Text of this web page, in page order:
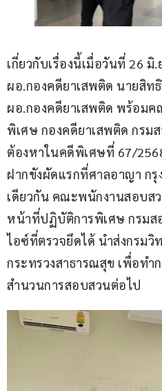
เกี่ยวกับเรื่องนี้เมื่อวันที่ 26 มิ
ผอ.กองคดียาเสพติด นายสิท
ผอ.กองคดียาเสพติด พร้อม
พิเศษ กองคดียาเสพติด กร
ต้องหาในคดีพิเศษที่ 67/
ฝากขังผัดแรกที่ศาลอาญา ก
เดียวกัน คณะพนักงานสอบส
หน้าที่ปฏิบัติการพิเศษ กรมส
ไอซ์ที่ตรวจยึดได้ นำส่งกรมวิ
กระทรวงสาธารณสุข เพื่อท
สำนวนการสอบสวนต่อไป